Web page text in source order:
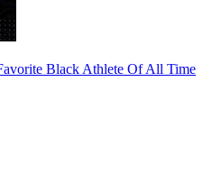
Black Athlete Of All Time